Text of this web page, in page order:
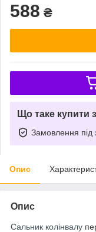
588 ₴
Що таке купити
Замовлення під
Опис
Опис
Сальник колінвалу